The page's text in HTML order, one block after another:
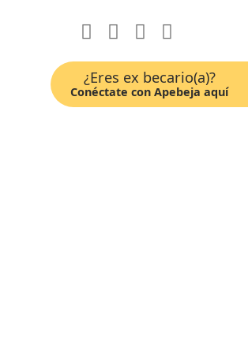
¿Eres ex becario(a)?
Conéctate con Apebeja aquí